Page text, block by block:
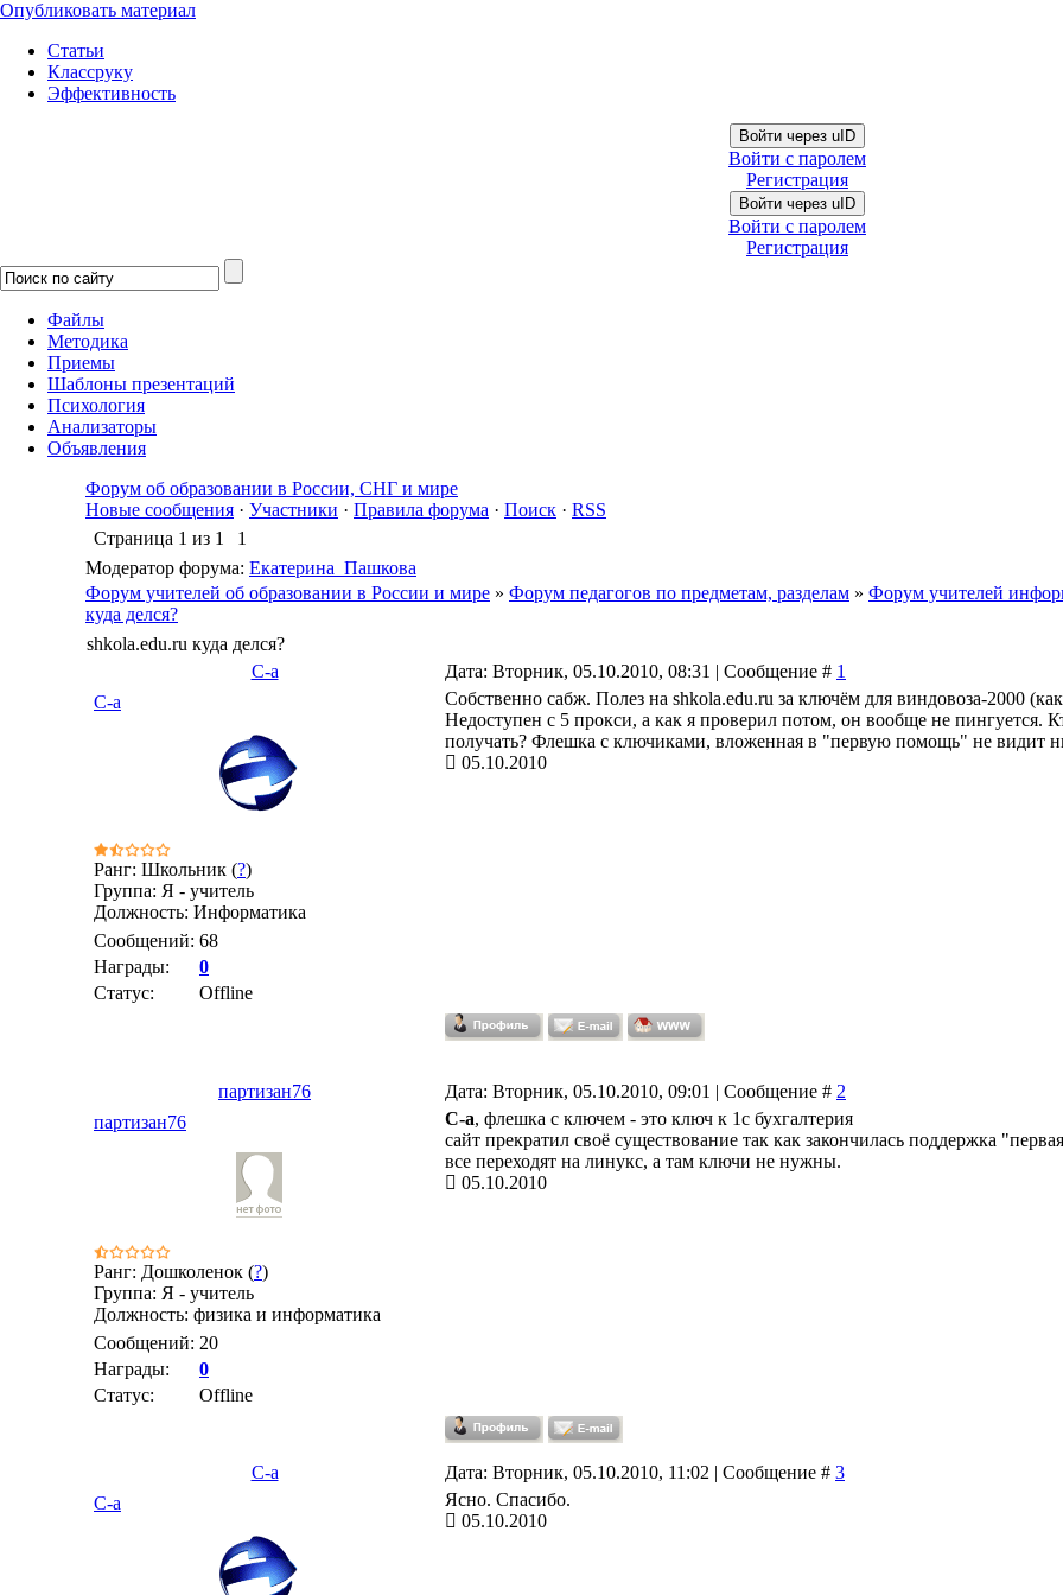
Опубликовать материал
Статьи
Классруку
Эффективность
Войти через uID
Войти с паролем
Регистрация
Войти через uID
Войти с паролем
Регистрация
Файлы
Методика
Приемы
Шаблоны презентаций
Психология
Анализаторы
Объявления
Форум об образовании в России, СНГ и мире
Новые сообщения · Участники · Правила форума · Поиск · RSS
Страница 1 из 1
1
Модератор форума: Екатерина_Пашкова
Форум учителей об образовании в России и мире » Форум педагогов по предметам, разделам » Форум учителей
куда делся?
shkola.edu.ru куда делся?
С-а
Дата: Вторник, 05.10.2010, 08:31 | Сообщение # 1
С-а
Ранг: Школьник (?)
Группа: Я - учитель
Должность: Информатика
Сообщений: 68
Награды:
0
Статус:
Offline
Собственно сабж. Полез на shkola.edu.ru за ключём для виндовоза-2000
Недоступен с 5 прокси, а как я проверил потом, он вообще не пингуется.
получать? Флешка с ключиками, вложенная в "первую помощь" не видит
05.10.2010
партизан76 Дата: Вторник, 05.10.2010, 09:01 | Сообщение # 2
партизан76
Ранг: Дошколенок (?)
Группа: Я - учитель
Должность: физика и информатика
Сообщений: 20
Награды:
0
Статус:
Offline
С-а, флешка с ключем - это ключ к 1с бухгалтерия
сайт прекратил своё существование так как закончилась поддержка
все переходят на линукс, а там ключи не нужны.
05.10.2010
С-а Дата: Вторник, 05.10.2010, 11:02 | Сообщение # 3
С-а
Ясно. Спасибо.
05.10.2010